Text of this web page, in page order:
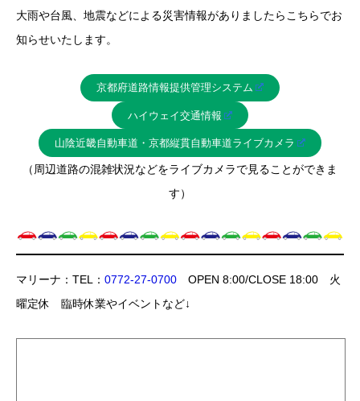
大雨や台風、地震などによる災害情報がありましたらこちらでお
知らせいたします。
京都府道路情報提供管理システム
ハイウェイ交通情報
山陰近畿自動車道・京都縦貫自動車道ライブカメラ
（周辺道路の混雑状況などをライブカメラで見ることができま
す）
マリーナ：TEL： 0772-27-0700 OPEN 8:00/CLOSE 18:00 火
曜定休 臨時休業やイベントなど↓